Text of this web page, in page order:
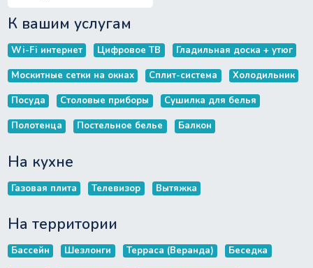
К вашим услугам
Wi-Fi интернет Цифровое ТВ Гладильная доска + утюг
Москитные сетки на окнах Сплит-система Холодильник
Посуда Столовые приборы Сушилка для белья
Полотенца Постельное белье Балкон
На кухне
Газовая плита Телевизор Вытяжка
На территории
Бассейн Шезлонги Терраса (Веранда) Беседка